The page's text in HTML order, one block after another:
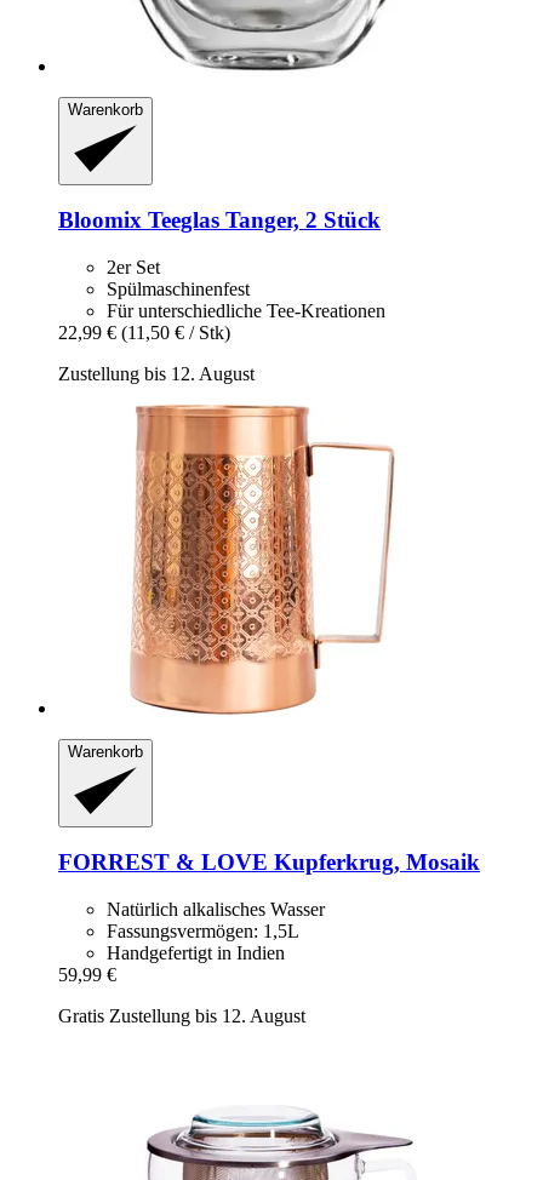
Warenkorb
Bloomix Teeglas Tanger, 2 Stück
2er Set
Spülmaschinenfest
Für unterschiedliche Tee-Kreationen
22,99 € (11,50 € / Stk)
Zustellung bis 12. August
Warenkorb
FORREST & LOVE Kupferkrug, Mosaik
Natürlich alkalisches Wasser
Fassungsvermögen: 1,5L
Handgefertigt in Indien
59,99 €
Gratis Zustellung bis 12. August